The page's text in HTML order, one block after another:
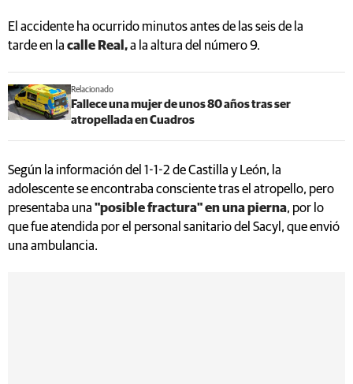
El accidente ha ocurrido minutos antes de las seis de la
tarde en la calle Real,a la altura del número 9.
Relacionado
Fallece una mujer de unos 80 años tras ser
atropellada en Cuadros
Según la información del 1-1-2 de Castilla y León, la
adolescente se encontraba consciente tras el atropello, pero
presentaba una "posible fractura" en una pierna, por lo
que fue atendida por el personal sanitario del Sacyl, que envió
una ambulancia.